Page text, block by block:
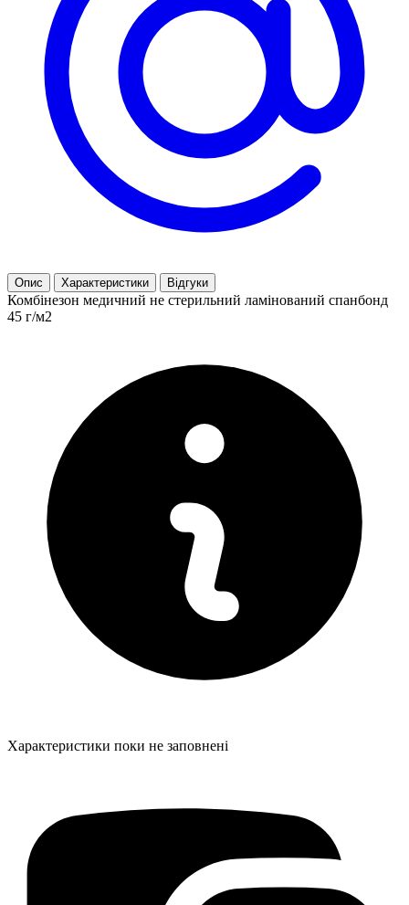
Опис Характеристики Відгуки
Комбінезон медичний не стерильний ламінований спанбонд
45 г/м2
Характеристики поки не заповнені